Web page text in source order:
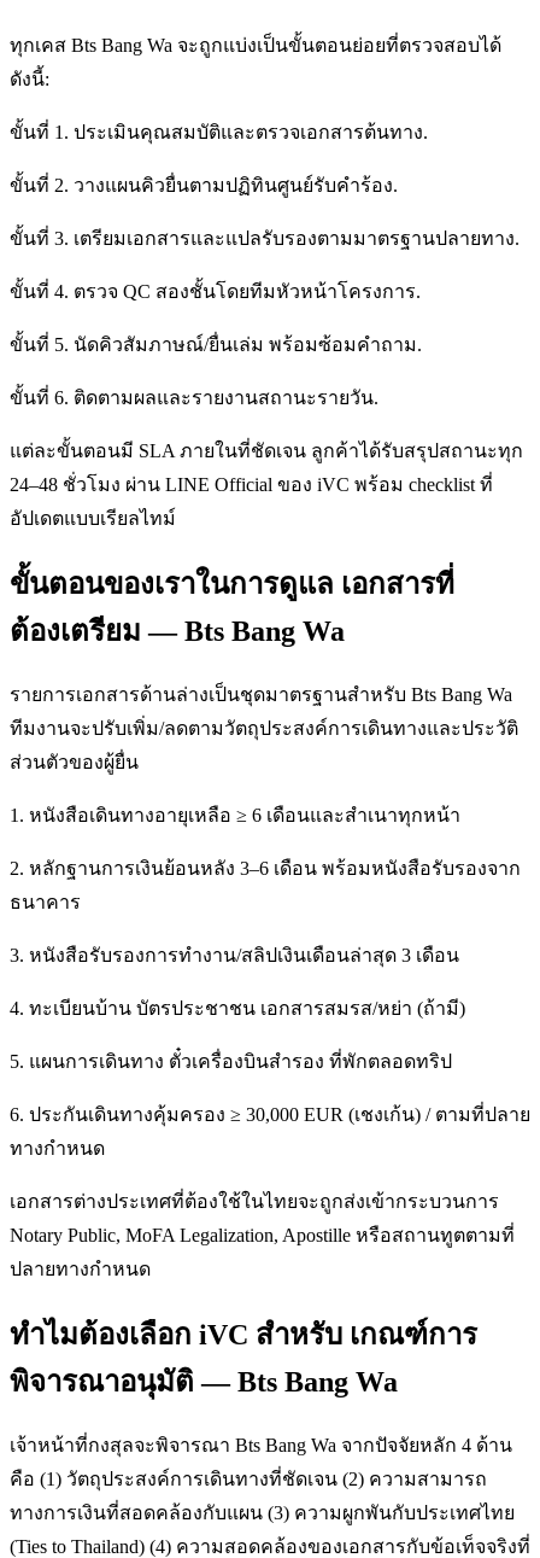
ทุกเคส Bts Bang Wa จะถูกแบ่งเป็นขั้นตอนย่อยที่ตรวจสอบได้
ดังนี้:
ขั้นที่ 1. ประเมินคุณสมบัติและตรวจเอกสารต้นทาง.
ขั้นที่ 2. วางแผนคิวยื่นตามปฏิทินศูนย์รับคำร้อง.
ขั้นที่ 3. เตรียมเอกสารและแปลรับรองตามมาตรฐานปลายทาง.
ขั้นที่ 4. ตรวจ QC สองชั้นโดยทีมหัวหน้าโครงการ.
ขั้นที่ 5. นัดคิวสัมภาษณ์/ยื่นเล่ม พร้อมซ้อมคำถาม.
ขั้นที่ 6. ติดตามผลและรายงานสถานะรายวัน.
แต่ละขั้นตอนมี SLA ภายในที่ชัดเจน ลูกค้าได้รับสรุปสถานะทุก
24–48 ชั่วโมง ผ่าน LINE Official ของ iVC พร้อม checklist ที่
อัปเดตแบบเรียลไทม์
ขั้นตอนของเราในการดูแล เอกสารที่
ต้องเตรียม — Bts Bang Wa
รายการเอกสารด้านล่างเป็นชุดมาตรฐานสำหรับ Bts Bang Wa
ทีมงานจะปรับเพิ่ม/ลดตามวัตถุประสงค์การเดินทางและประวัติ
ส่วนตัวของผู้ยื่น
1. หนังสือเดินทางอายุเหลือ ≥ 6 เดือนและสำเนาทุกหน้า
2. หลักฐานการเงินย้อนหลัง 3–6 เดือน พร้อมหนังสือรับรองจาก
ธนาคาร
3. หนังสือรับรองการทำงาน/สลิปเงินเดือนล่าสุด 3 เดือน
4. ทะเบียนบ้าน บัตรประชาชน เอกสารสมรส/หย่า (ถ้ามี)
5. แผนการเดินทาง ตั๋วเครื่องบินสำรอง ที่พักตลอดทริป
6. ประกันเดินทางคุ้มครอง ≥ 30,000 EUR (เชงเก้น) / ตามที่ปลาย
ทางกำหนด
เอกสารต่างประเทศที่ต้องใช้ในไทยจะถูกส่งเข้ากระบวนการ
Notary Public, MoFA Legalization, Apostille หรือสถานทูตตามที่
ปลายทางกำหนด
ทำไมต้องเลือก iVC สำหรับ เกณฑ์การ
พิจารณาอนุมัติ — Bts Bang Wa
เจ้าหน้าที่กงสุลจะพิจารณา Bts Bang Wa จากปัจจัยหลัก 4 ด้าน
คือ (1) วัตถุประสงค์การเดินทางที่ชัดเจน (2) ความสามารถ
ทางการเงินที่สอดคล้องกับแผน (3) ความผูกพันกับประเทศไทย
(Ties to Thailand) (4) ความสอดคล้องของเอกสารกับข้อเท็จจริงที่